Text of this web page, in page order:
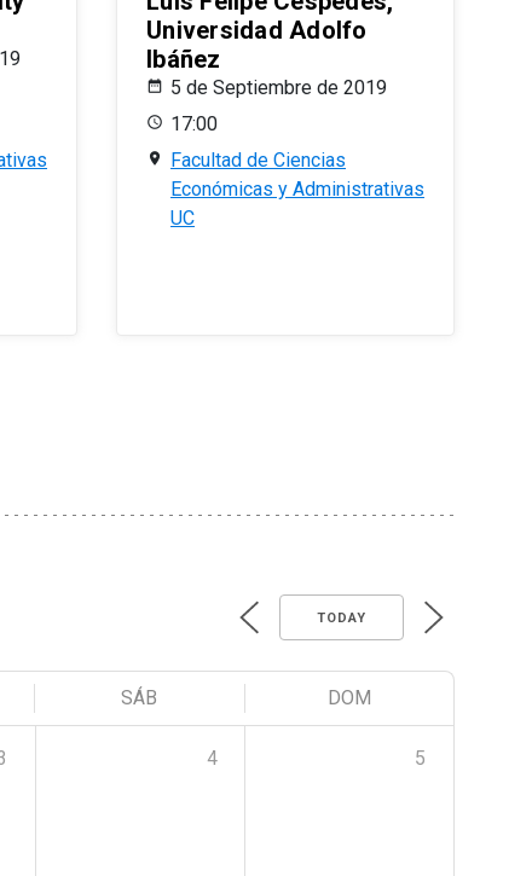
Universidad Adolfo
Ibáñez
5 de Septiembre de 2019
17:00
Facultad de Ciencias
Económicas y Administrativas
UC
TODAY
SÁB DOM
4 5